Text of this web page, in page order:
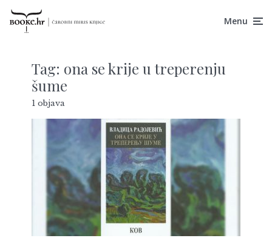
Menu
Tag: ona se krije u treperenju
šume
1 objava